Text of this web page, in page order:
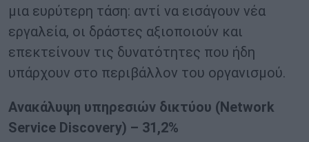
μια ευρύτερη τάση: αντί να εισάγουν νέα
εργαλεία, οι δράστες αξιοποιούν και
επεκτείνουν τις δυνατότητες που ήδη
υπάρχουν στο περιβάλλον του οργανισμού.
Ανακάλυψη υπηρεσιών δικτύου (Network
Service Discovery) – 31,2%